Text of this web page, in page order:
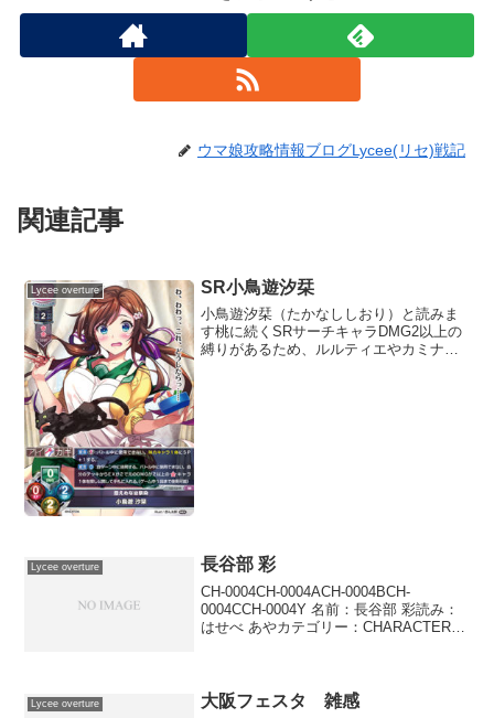
ウマ娘攻略情報ブログLycee(リセ)戦記
関連記事
Lycee overture SR小鳥遊汐栞
小鳥遊汐栞（たかなししおり）と読みま
す桃に続くSRサーチキャラDMG2以上の
縛りがあるため、ルルティエやカミナル
Lycee overture 長谷部 彩
CH-0004CH-0004ACH-0004BCH-
0004CCH-0004Y 名前：長谷部 彩読み：
はせべ あやカテゴリー：CHARACTER
Lycee overture 大阪フェスタ 雑感